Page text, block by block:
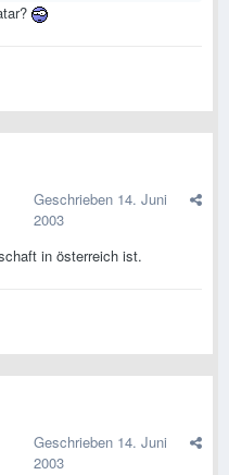
Geschrieben 14. Juni
2003
in österreich ist.
Geschrieben 14. Juni
2003